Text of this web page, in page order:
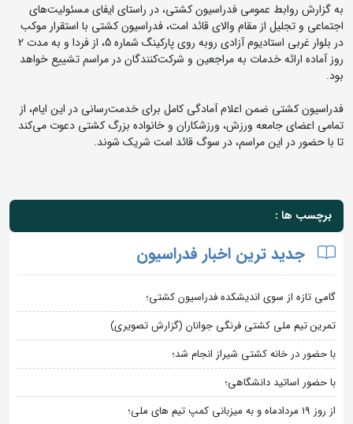
به گزارش روابط عمومی فدراسیون کشتی، در راستای ایفای مسئولیت‌های
اجتماعی و تجلیل از مقام والای قائد امت، فدراسیون کشتی با استقرار موکب
در بلوار غربی استادیوم آزادی روبه روی پارکینگ شماره 5، از فردا و به مدت 2
روز آماده ارائه خدمات به مراجعین و شرکت‌کنندگان در مراسم تشییع خواهد
بود.
فدراسیون کشتی ضمن اعلام آمادگی کامل برای خدمت‌رسانی در این ایام، از
تمامی اعضای جامعه ورزش، ورزشکاران و خانواده بزرگ کشتی دعوت می‌کند
تا با حضور در این مراسم، در سوگ قائد امت شریک شوند.
برچسب ها :
جدید ترین اخبار فدراسیون
گامی تازه از سوی اندیشکده فدراسیون کشتی؛
تمرین تیم ملی کشتی فرنگی جوانان (گزارش تصویری)
با حضور در خانه کشتی شیراز انجام شد؛
با حضور اساتید دانشگاهی؛
از روز 19 مردادماه و به میزبانی کمپ تیم های ملی؛